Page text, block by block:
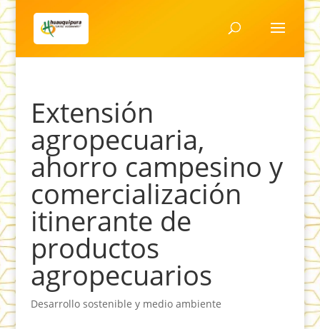
Extensión
agropecuaria,
ahorro campesino y
comercialización
itinerante de
productos
agropecuarios
Desarrollo sostenible y medio ambiente